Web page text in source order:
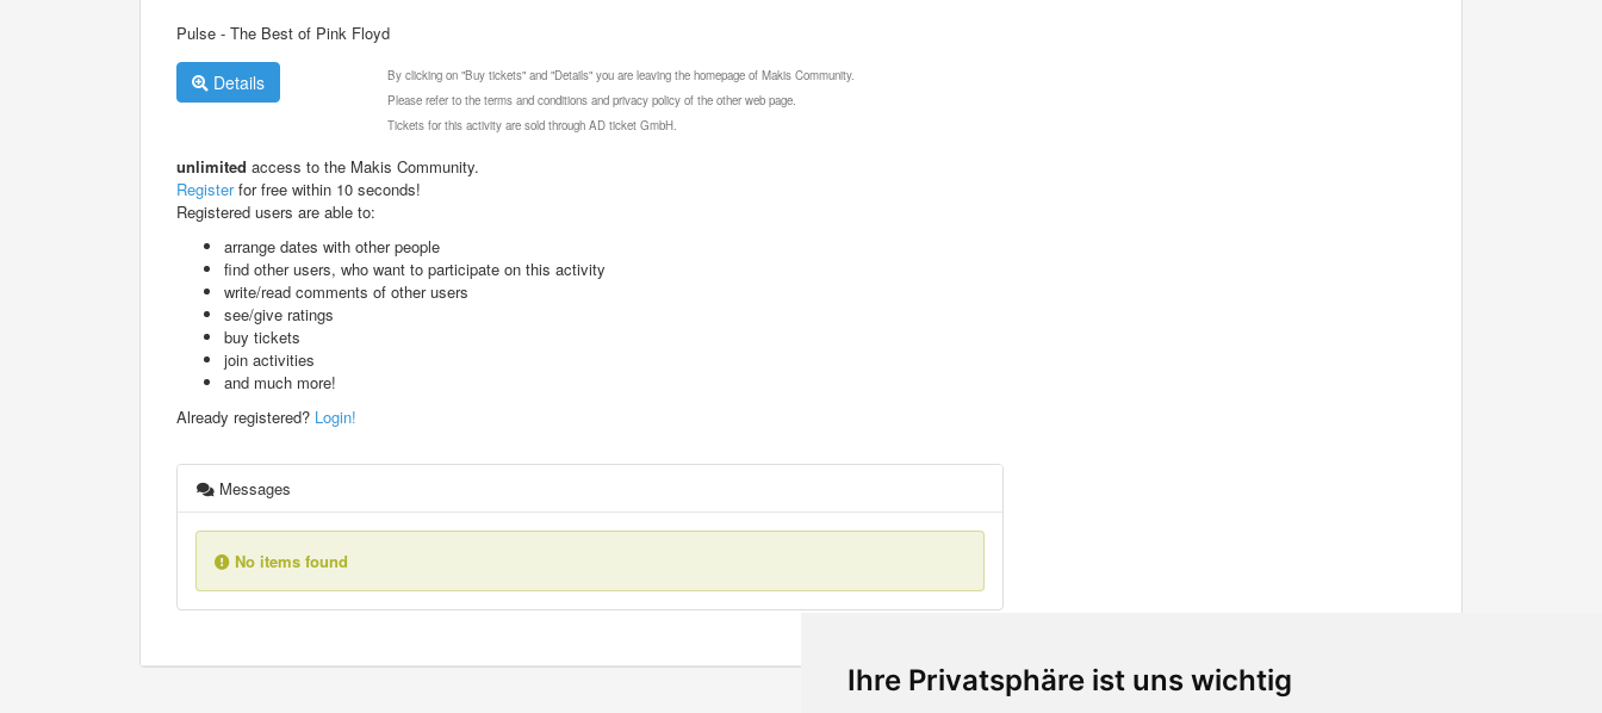
Ihre Privatsphäre ist uns wichtig
Pulse - The Best of Pink Floyd
Details
By clicking on "Buy tickets" and "Details" you are leaving the homepage of Makis Community.
Please refer to the terms and conditions and privacy policy of the other web page.
Tickets for this activity are sold through AD ticket GmbH.
unlimited access to the Makis Community.
Registerfor free within 10 seconds!
Registered users are able to:
arrange dates with other people
find other users, who want to participate on this activity
write/read comments of other users
see/give ratings
buy tickets
join activities
and much more!
Already registered? Login!
Messages
No items found